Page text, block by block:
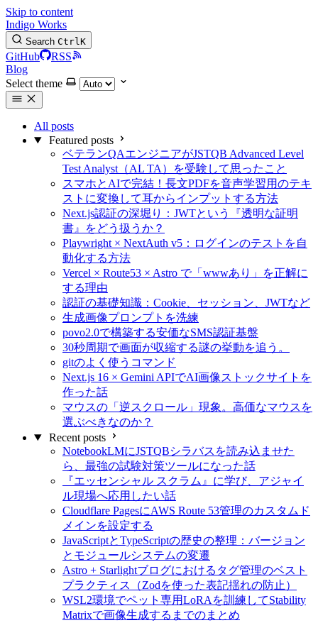
Skip to content
Indigo Works
Search CtrlK
GitHub
RSS
Blog
Select theme
All posts
Featured posts
ベテランQAエンジニアがJSTQB Advanced Level
Test Analyst（AL TA）を受験して思ったこと
スマホとAIで完結！長文PDFを音声学習用のテキ
ストに変換して耳からインプットする方法
Next.js認証の深堀り：JWTという『透明な証明
書』をどう扱うか？
Playwright × NextAuth v5：ログインのテストを自
動化する方法
Vercel × Route53 × Astro で「wwwあり」を正解に
する理由
認証の基礎知識：Cookie、セッション、JWTなど
生成画像プロンプトを洗練
povo2.0で構築する安価なSMS認証基盤
30秒周期で画面が収縮する謎の挙動を追う。
gitのよく使うコマンド
Next.js 16 × Gemini APIでAI画像ストックサイトを
作った話
マウスの「逆スクロール」現象。高価なマウスを
選ぶべきなのか？
Recent posts
NotebookLMにJSTQBシラバスを読み込ませた
ら、最強の試験対策ツールになった話
『エッセンシャル スクラム』に学び、アジャイ
ル現場へ応用したい話
Cloudflare PagesにAWS Route 53管理のカスタムド
メインを設定する
JavaScriptとTypeScriptの歴史の整理：バージョン
とモジュールシステムの変遷
Astro + Starlightブログにおけるタグ管理のベスト
プラクティス（Zodを使った表記揺れの防止）
WSL2環境でペット専用LoRAを訓練してStability
Matrixで画像生成するまでのまとめ